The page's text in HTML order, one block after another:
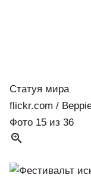
Статуя мира
flickr.com /
Фото 15 из 36
